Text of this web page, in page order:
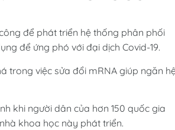
để phát triển hệ thống phân phối
để ứng phó với đại dịch Covid-19.
trong việc sửa đổi mRNA giúp ngăn
khi người dân của hơn 150 quốc gia
khoa học này phát triển.